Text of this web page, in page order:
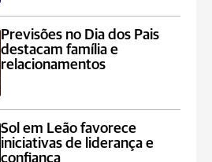
Previsões no Dia dos Pais
destacam família e
relacionamentos
Sol em Leão favorece
iniciativas de liderança e
confiança